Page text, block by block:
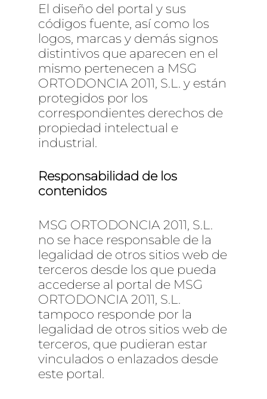
El diseño del portal y sus
códigos fuente, así como los
logos, marcas y demás signos
distintivos que aparecen en el
mismo pertenecen a MSG
ORTODONCIA 2011, S.L. y están
protegidos por los
correspondientes derechos de
propiedad intelectual e
industrial.
Responsabilidad de los
contenidos
MSG ORTODONCIA 2011, S.L.
no se hace responsable de la
legalidad de otros sitios web de
terceros desde los que pueda
accederse al portal de MSG
ORTODONCIA 2011, S.L.
tampoco responde por la
legalidad de otros sitios web de
terceros, que pudieran estar
vinculados o enlazados desde
este portal.